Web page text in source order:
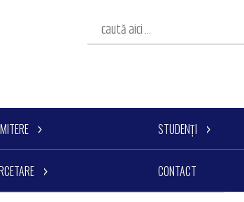
STUDENȚI
CONTACT